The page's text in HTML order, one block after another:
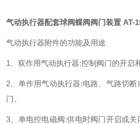
气动执行器配套球阀蝶阀阀门装置 AT-
气动执行器附件的功能及用途
1、双作用气动执行器:控制阀门的开启
2、单作用气动执行器:电路、气路切
门。
3、单电控电磁阀:供电时阀门开启或